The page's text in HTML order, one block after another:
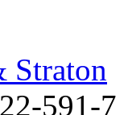
Straton
591-7